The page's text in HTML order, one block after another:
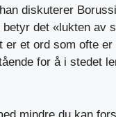
diskuterer
det «lukten av
et ord som ofte
for å i stedet
mindre du kan